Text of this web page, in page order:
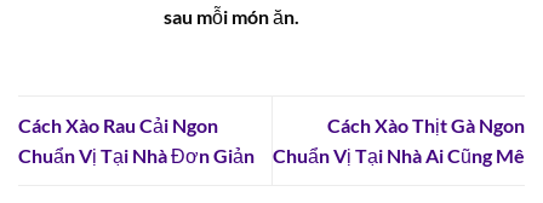
sau mỗi món ăn.
Cách Xào Rau Cải Ngon
Chuẩn Vị Tại Nhà Đơn Giản
Cách Xào Thịt Gà Ngon
Chuẩn Vị Tại Nhà Ai Cũng Mê